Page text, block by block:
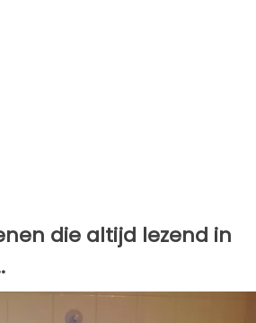
die altijd lezend in